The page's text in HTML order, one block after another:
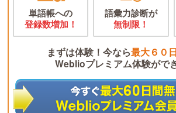
単語帳への
登録数増加！
語彙力診断が
無制限！
まずは体験！今なら最大６０
Weblioプレミアム体験がで